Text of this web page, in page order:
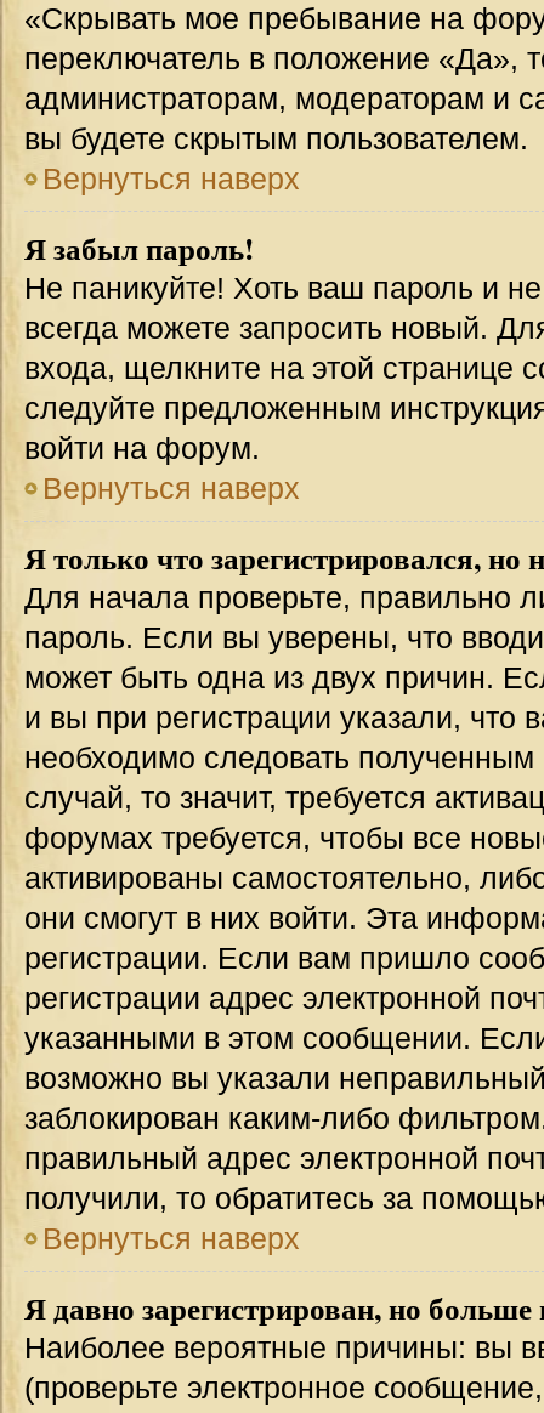
«Скрывать мое пребывание на
переключатель в положение «Да»,
администраторам, модераторам и
вы будете скрытым пользователем.
Вернуться наверх
Я забыл пароль!
Не паникуйте! Хоть ваш пароль и
всегда можете запросить новый.
входа, щелкните на этой странице
следуйте предложенным
войти на форум.
Вернуться наверх
Я только что зарегистрировался, но
Для начала проверьте, правильно
пароль. Если вы уверены, что
может быть одна из двух причин.
и вы при регистрации указали, что
необходимо следовать
случай, то значит, требуется
форумах требуется, чтобы все
активированы самостоятельно,
они смогут в них войти. Эта
регистрации. Если вам пришло
регистрации адрес электронной
указанными в этом сообщении.
возможно вы указали
заблокирован каким-либо
правильный адрес электронной
получили, то обратитесь за
Вернуться наверх
Я давно зарегистрирован, но
Наиболее вероятные причины: вы
(проверьте электронное